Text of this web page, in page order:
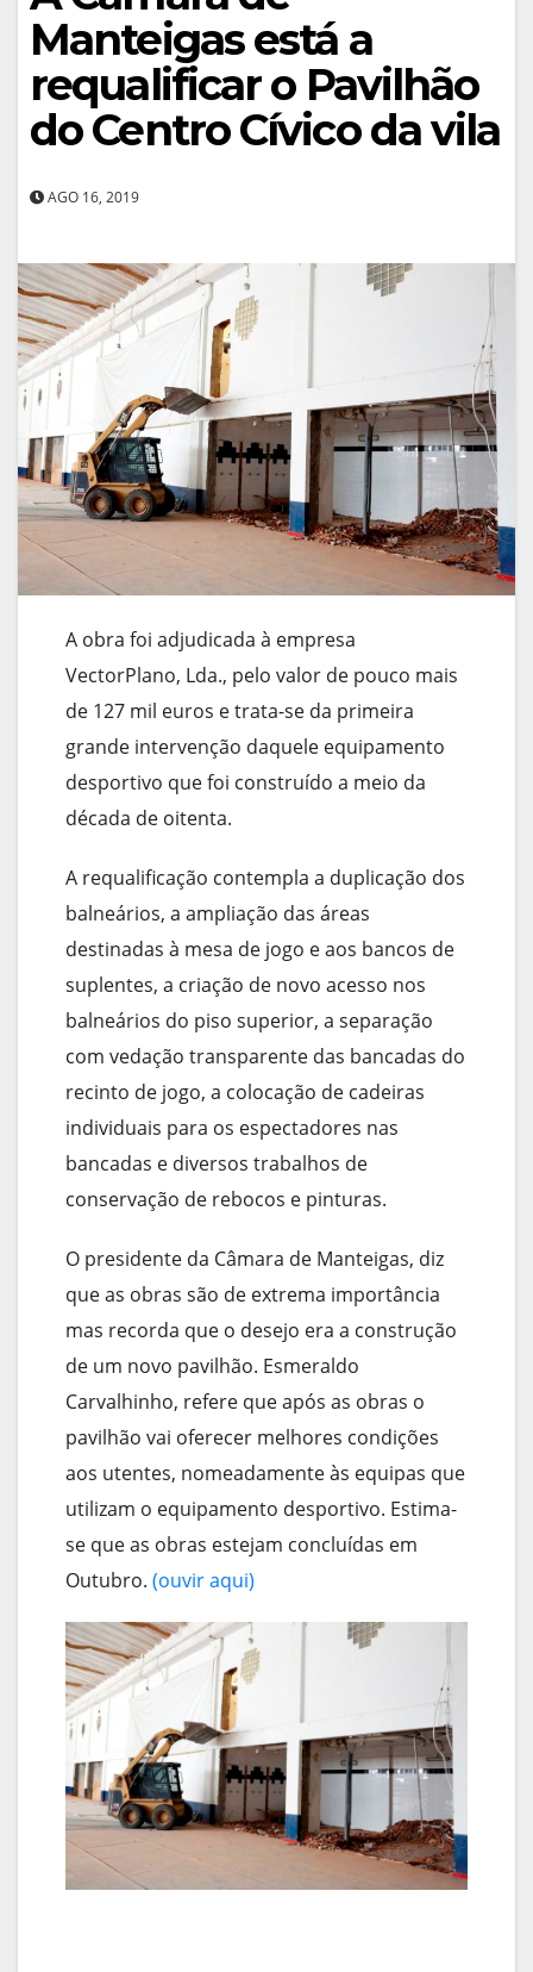
Manteigas está a
requalificar o Pavilhão
do Centro Cívico da vila
AGO 16, 2019
A obra foi adjudicada à empresa
VectorPlano, Lda., pelo valor de pouco mais
de 127 mil euros e trata-se da primeira
grande intervenção daquele equipamento
desportivo que foi construído a meio da
década de oitenta.
A requalificação contempla a duplicação dos
balneários, a ampliação das áreas
destinadas à mesa de jogo e aos bancos de
suplentes, a criação de novo acesso nos
balneários do piso superior, a separação
com vedação transparente das bancadas do
recinto de jogo, a colocação de cadeiras
individuais para os espectadores nas
bancadas e diversos trabalhos de
conservação de rebocos e pinturas.
O presidente da Câmara de Manteigas, diz
que as obras são de extrema importância
mas recorda que o desejo era a construção
de um novo pavilhão. Esmeraldo
Carvalhinho, refere que após as obras o
pavilhão vai oferecer melhores condições
aos utentes, nomeadamente às equipas que
utilizam o equipamento desportivo. Estima-
se que as obras estejam concluídas em
Outubro. (ouvir aqui)